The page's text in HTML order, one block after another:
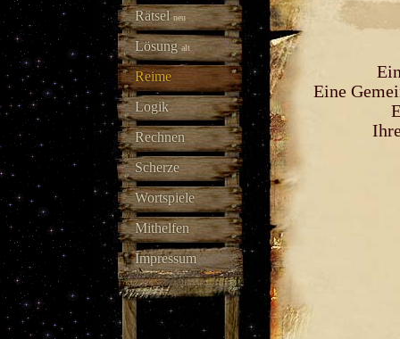
Rätselneu
Lösungalt
Reime
Logik
Rechnen
Scherze
Wortspiele
Mithelfen
Impressum
Eine